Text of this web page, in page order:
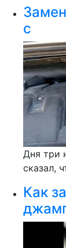
с
Дня три
сказал,
Как